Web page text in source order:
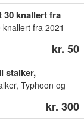
30 knallert fra
fra 2021
mangler af dele
i odense v ellerkr. 50
stalker,
Typhoon og
skal Fast pris 300
eller Søndersø Det
kr. 300